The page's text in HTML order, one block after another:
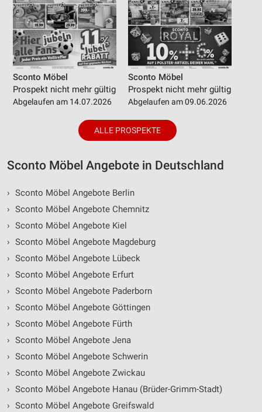
Sconto Möbel
Prospekt nicht mehr gültig
Abgelaufen am 14.07.2026
Sconto Möbel
Prospekt nicht mehr gültig
Abgelaufen am 09.06.2026
ALLE PROSPEKTE
Sconto Möbel Angebote in Deutschland
› Sconto Möbel Angebote Berlin
› Sconto Möbel Angebote Chemnitz
› Sconto Möbel Angebote Kiel
› Sconto Möbel Angebote Magdeburg
› Sconto Möbel Angebote Lübeck
› Sconto Möbel Angebote Erfurt
› Sconto Möbel Angebote Paderborn
› Sconto Möbel Angebote Göttingen
› Sconto Möbel Angebote Fürth
› Sconto Möbel Angebote Jena
› Sconto Möbel Angebote Schwerin
› Sconto Möbel Angebote Zwickau
› Sconto Möbel Angebote Hanau (Brüder-Grimm-Stadt)
› Sconto Möbel Angebote Greifswald